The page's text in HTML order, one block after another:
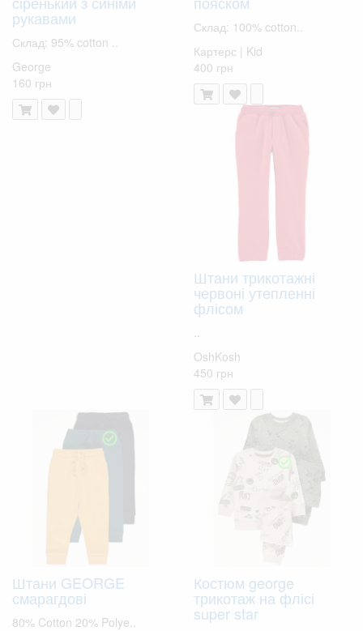
рукавами
Склад: 95% cotton ..
George
160 грн
Склад: 100% cotton..
Картерс | Kid
400 грн
Штани трикотажні
червоні утепленні
флісом
OshKosh
450 грн
Штани GEORGE
смарагдові
80% Cotton 20% Polye..
Костюм george
трикотаж на флісі
super star